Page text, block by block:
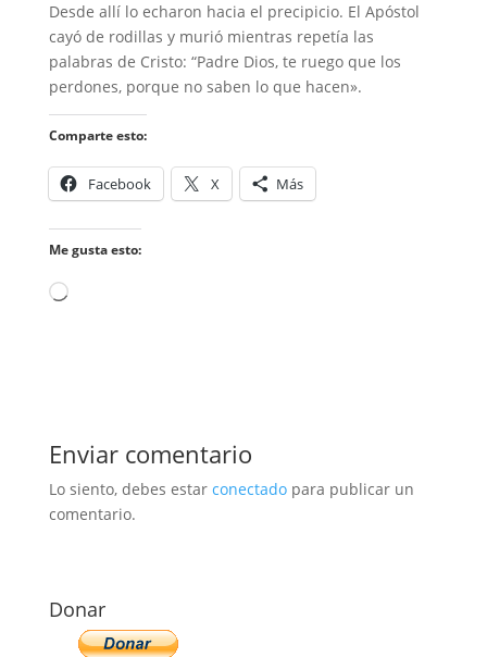
Desde allí lo echaron hacia el precipicio. El Apóstol
cayó de rodillas y murió mientras repetía las
palabras de Cristo: “Padre Dios, te ruego que los
perdones, porque no saben lo que hacen».
Comparte esto:
Facebook X Más
Me gusta esto:
Cargando...
Enviar comentario
Lo siento, debes estar conectadopara publicar un
comentario.
Donar